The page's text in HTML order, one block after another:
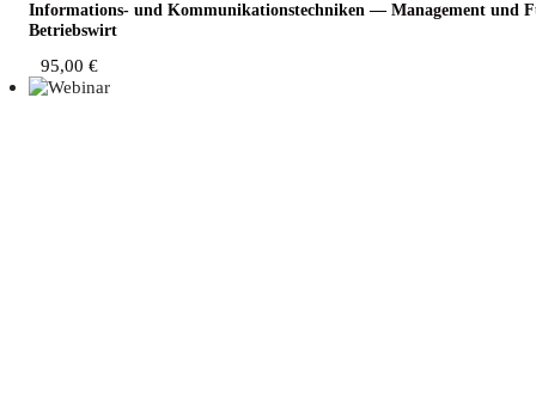
Infor­ma­ti­ons- und Kom­mu­ni­ka­ti­ons­tech­ni­ken — Manage­ment und
Betriebswirt
95,00 €